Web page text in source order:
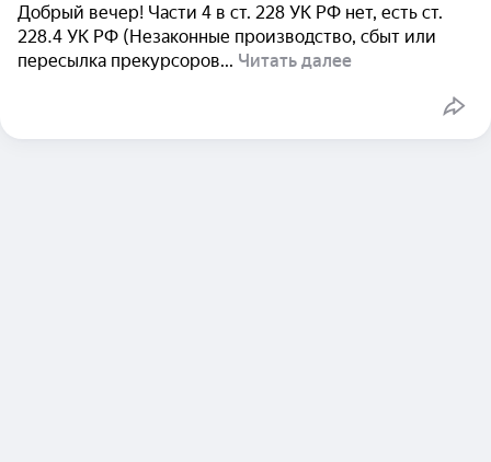
Добрый вечер! Части 4 в ст. 228 УК РФ нет, есть ст.
228.4 УК РФ (Незаконные производство, сбыт или
пересылка прекурсоров... Читать далее